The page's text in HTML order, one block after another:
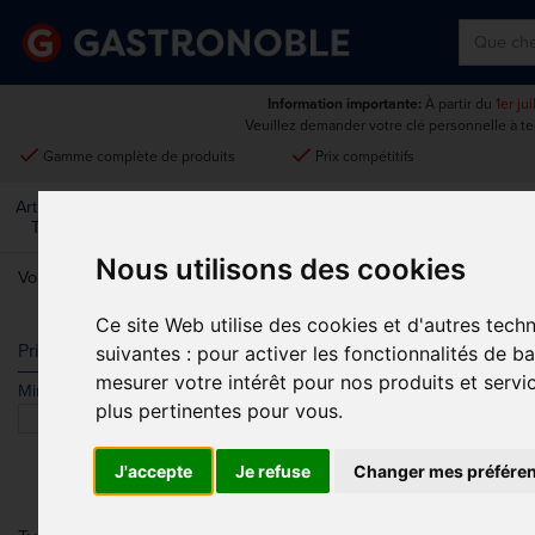
Nous utilisons des cookies
Ce site Web utilise des cookies et d'autres
suivantes : pour activer les fonctionnalités de
mesurer votre intérêt pour nos produits et
plus pertinentes pour vous.
J'accepte Je refuse Changer mes
Information importante: À partir du 1er
Veuillez demander votre clé personnelle à
done Gamme complète de produits done Prix compétitifs
Art De La
Table
Vous êtes ici:Accueil > Matériel électrique et de cuisson >Cuisson
Prix
Min. Max.
GASTRO M